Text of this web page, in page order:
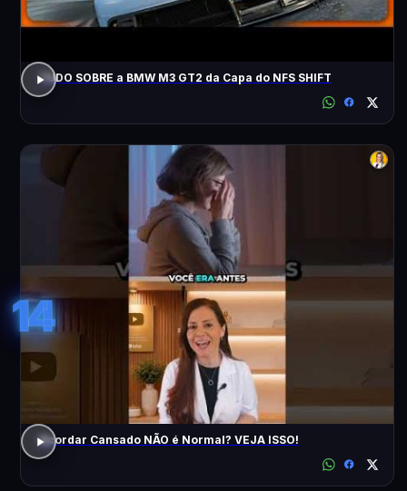
TUDO SOBRE a BMW M3 GT2 da Capa do NFS SHIFT
14
Acordar Cansado NÃO é Normal? VEJA ISSO!